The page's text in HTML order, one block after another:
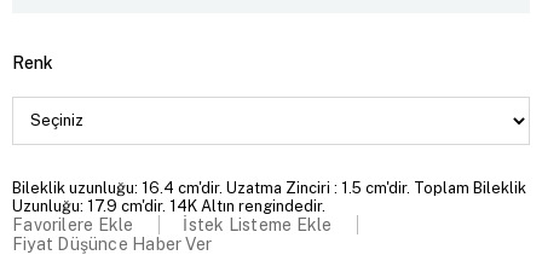
Renk
Bileklik uzunluğu: 16.4 cm'dir. Uzatma Zinciri : 1.5 cm'dir. Toplam Bileklik
Uzunluğu: 17.9 cm'dir. 14K Altın rengindedir.
Favorilere Ekle
İstek Listeme Ekle
Fiyat Düşünce Haber Ver